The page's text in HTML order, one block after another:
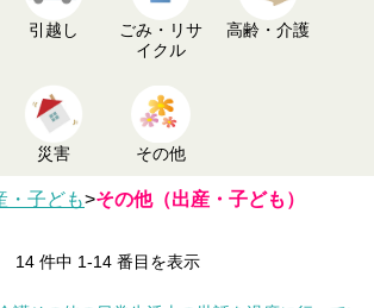
引越し
ごみ・リサ
イクル
高齢・介護
災害 その他
・子ども>その他（出産・子ども）
14 件中 1-14 番目を表示